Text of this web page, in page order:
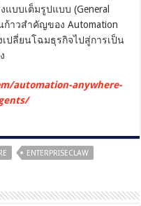
บบเต็มรูปแบบ (General
ก้าวสำคัญของ Automation
ปลี่ยนโฉมธุรกิจไปสู่การเป็น
automation-anywhere-
ENTERPRISECLAW